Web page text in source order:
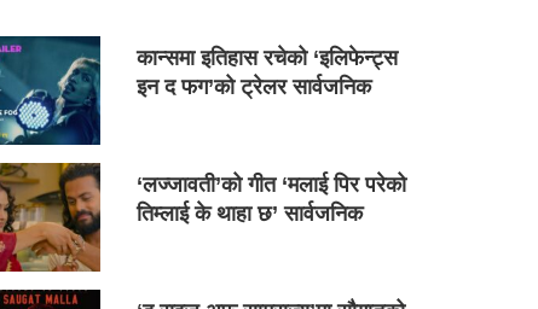
कान्समा इतिहास रचेको ‘इलिफेन्ट्स
इन द फग’को ट्रेलर सार्वजनिक
‘लज्जावती’को गीत ‘मलाई पिर परेको
तिम्लाई के थाहा छ’ सार्वजनिक